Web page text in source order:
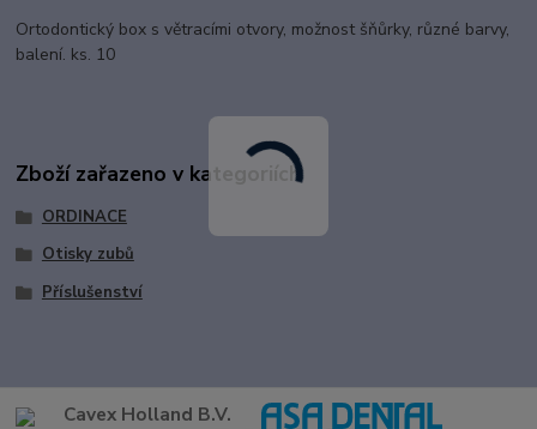
Ortodontický box s větracími otvory, možnost šňůrky, různé barvy,
balení. ks. 10
Zboží zařazeno v kategoriích
ORDINACE
Otisky zubů
Příslušenství
Cavex Holland B.V.